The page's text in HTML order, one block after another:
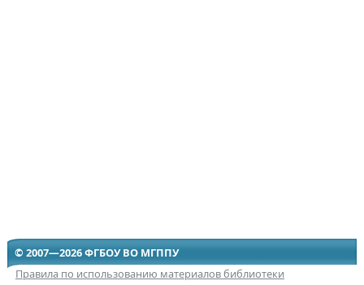
© 2007—2026 ФГБОУ ВО МГППУ
Правила по использованию материалов библиотеки